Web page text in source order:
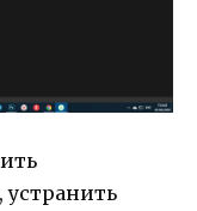
устранить